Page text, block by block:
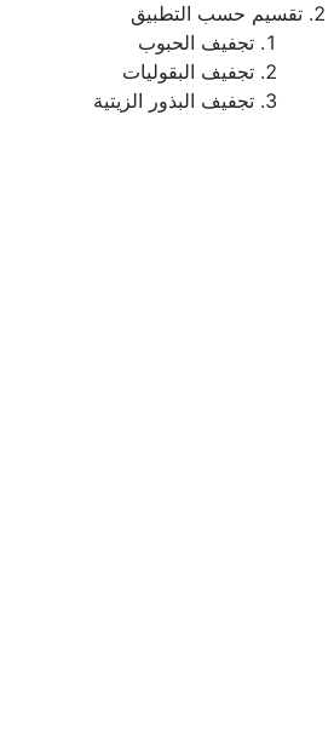
تقسيم حسب التطبيق
تجفيف الحبوب
تجفيف البقوليات
تجفيف البذور الزيتية